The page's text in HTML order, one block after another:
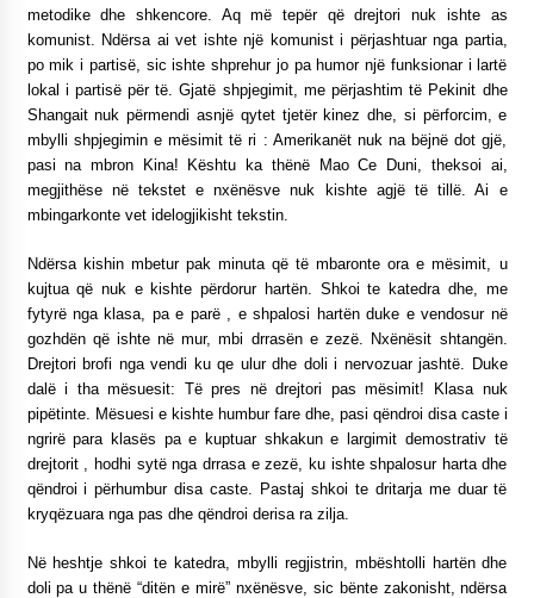
metodike dhe shkencore. Aq më tepër që drejtori nuk ishte as
komunist. Ndërsa ai vet ishte një komunist i përjashtuar nga partia,
po mik i partisë, sic ishte shprehur jo pa humor një funksionar i lartë
lokal i partisë për të. Gjatë shpjegimit, me përjashtim të Pekinit dhe
Shangait nuk përmendi asnjë qytet tjetër kinez dhe, si përforcim, e
mbylli shpjegimin e mësimit të ri : Amerikanët nuk na bëjnë dot gjë,
pasi na mbron Kina! Kështu ka thënë Mao Ce Duni, theksoi ai,
megjithëse në tekstet e nxënësve nuk kishte agjë të tillë. Ai e
mbingarkonte vet idelogjikisht tekstin.
Ndërsa kishin mbetur pak minuta që të mbaronte ora e mësimit, u
kujtua që nuk e kishte përdorur hartën. Shkoi te katedra dhe, me
fytyrë nga klasa, pa e parë , e shpalosi hartën duke e vendosur në
gozhdën që ishte në mur, mbi drrasën e zezë. Nxënësit shtangën.
Drejtori brofi nga vendi ku qe ulur dhe doli i nervozuar jashtë. Duke
dalë i tha mësuesit: Të pres në drejtori pas mësimit! Klasa nuk
pipëtinte. Mësuesi e kishte humbur fare dhe, pasi qëndroi disa caste i
ngrirë para klasës pa e kuptuar shkakun e largimit demostrativ të
drejtorit , hodhi sytë nga drrasa e zezë, ku ishte shpalosur harta dhe
qëndroi i përhumbur disa caste. Pastaj shkoi te dritarja me duar të
kryqëzuara nga pas dhe qëndroi derisa ra zilja.
Në heshtje shkoi te katedra, mbylli regjistrin, mbështolli hartën dhe
doli pa u thënë “ditën e mirë” nxënësve, sic bënte zakonisht, ndërsa